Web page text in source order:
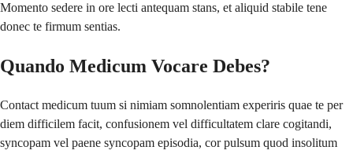
Momento sedere in ore lecti antequam stans, et aliquid stabile tene
donec te firmum sentias.
Quando Medicum Vocare Debes?
Contact medicum tuum si nimiam somnolentiam experiris quae te per
diem difficilem facit, confusionem vel difficultatem clare cogitandi,
syncopam vel paene syncopam episodia, cor pulsum quod insolitum